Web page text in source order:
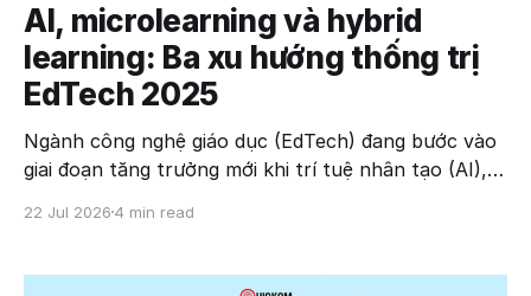
AI, microlearning và hybrid
learning: Ba xu hướng thống trị
EdTech 2025
Ngành công nghệ giáo dục (EdTech) đang bước vào
giai đoạn tăng trưởng mới khi trí tuệ nhân tạo (AI),
hợp (Hybrid Learning) trở thành ba động lực chính
trước
22 Jul 2026 4 min read